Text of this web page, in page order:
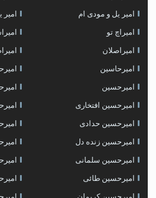
امیر یل و مودی ام
امیراچ تو
امیراصلان
امیرحاسین
امیرحسین
امیرحسین افتخاری
امیرحسین حدادی
امیرحسین زنده دل
امیرحسین سلمانی
امیرحسین طائی
امیرحسین کریمان